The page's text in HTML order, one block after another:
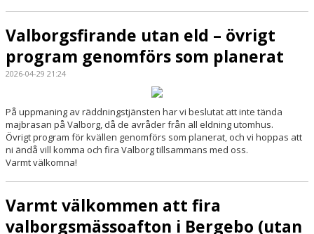
Valborgsfirande utan eld – övrigt
program genomförs som planerat
2026-04-29 21:24
På uppmaning av räddningstjänsten har vi beslutat att inte tända
majbrasan på Valborg, då de avråder från all eldning utomhus.
Övrigt program för kvällen genomförs som planerat, och vi hoppas att
ni ändå vill komma och fira Valborg tillsammans med oss.
Varmt välkomna!
Varmt välkommen att fira
valborgsmässoafton i Bergebo (utan